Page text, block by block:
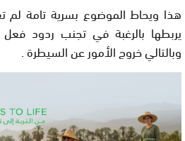
هذا ويحاط الموضوع بسرية تامة لم
يربطها بالرغبة في تجنب ردود
وبالتالي خروج الأمور عن السيطرة .